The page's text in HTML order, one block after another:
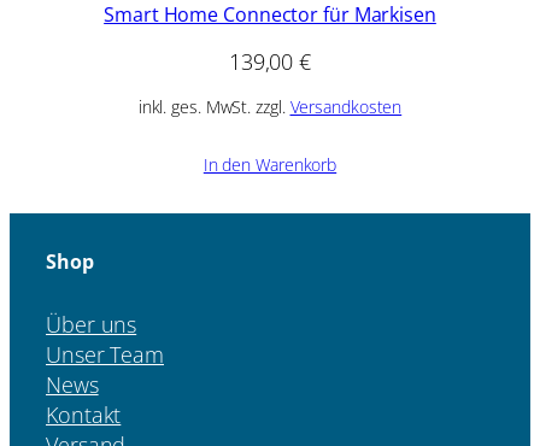
Smart Home Connector für Markisen
139,00€
inkl. ges. MwSt. zzgl. Versandkosten
In den Warenkorb
Shop
Über uns
Unser Team
News
Kontakt